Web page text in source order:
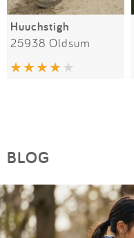
Huuchstigh
25938 Oldsum
BLOG